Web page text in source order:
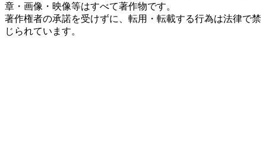
章・画像・映像等はすべて著作物です。
著作権者の承諾を受けずに、転用・転載する行為は法律で禁
じられています。